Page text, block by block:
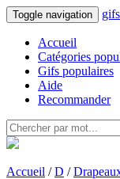
Toggle navigation
Accueil
Catégories
Gifs populaires
Aide
Recommander
Accueil /D /